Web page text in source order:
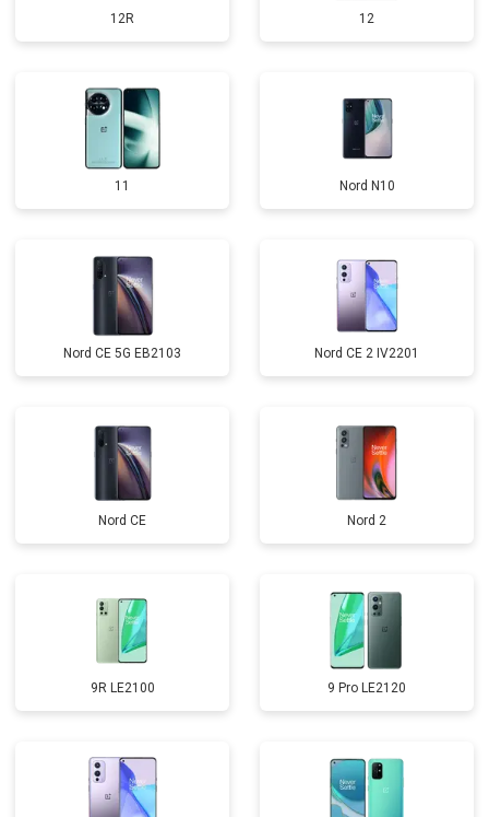
12R 12
11 Nord N10
Nord CE 5G EB2103 Nord CE 2 IV2201
Nord CE Nord 2
9R LE2100 9 Pro LE2120